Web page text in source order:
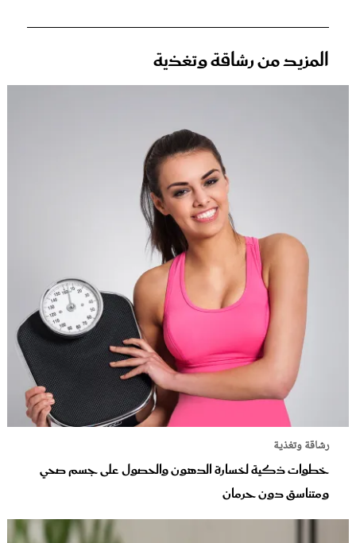
المزيد من رشاقة وتغذية
رشاقة وتغذية
خطوات ذكية لخسارة الدهون والحصول على جسم صحي
ومتناسق دون حرمان